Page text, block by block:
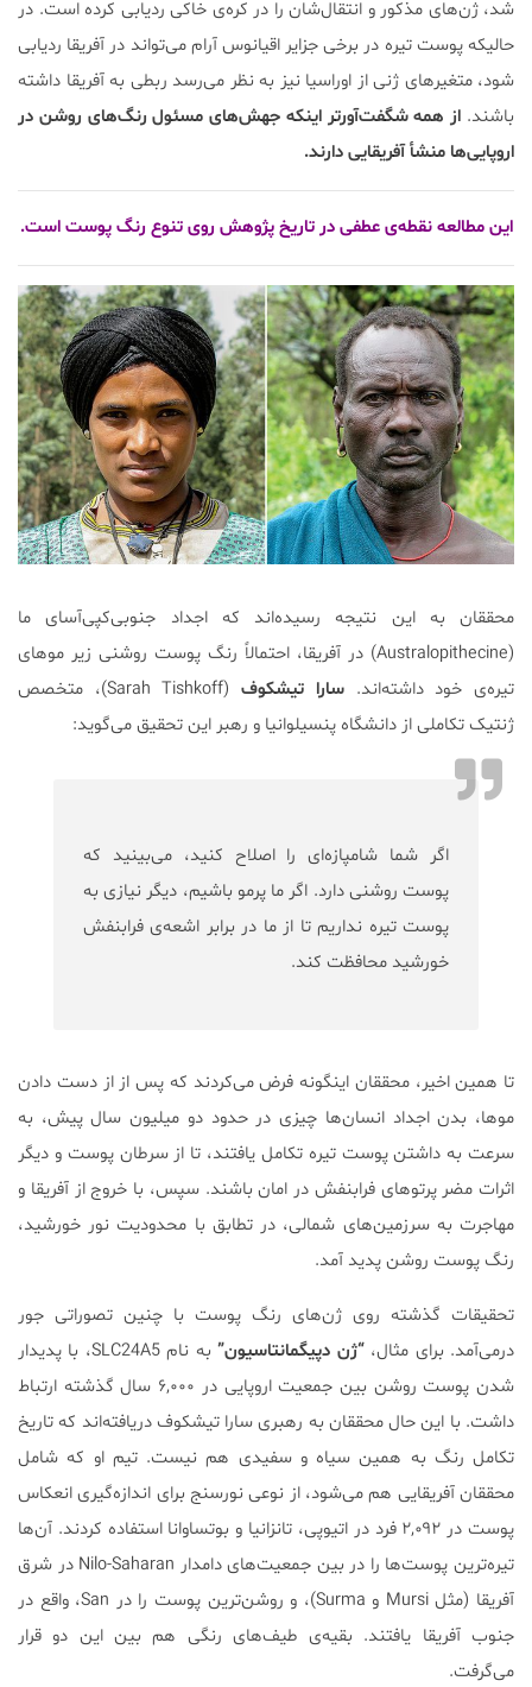
شد، ژن‌های مذکور و انتقال‌شان را در کره‌ی خاکی ردیابی کرده است. در
حالیکه پوست تیره در برخی جزایر اقیانوس آرام می‌تواند در آفریقا ردیابی
شود، متغیرهای ژنی از اوراسیا نیز به نظر می‌رسد ربطی به آفریقا داشته
باشند. از همه شگفت‌آورتر اینکه جهش‌های مسئول رنگ‌های روشن در
اروپایی‌ها منشأ آفریقایی دارند.
این مطالعه نقطه‌ی عطفی در تاریخ پژوهش روی تنوع رنگ پوست‌ است.
محققان به این نتیجه رسیده‌اند که اجداد جنوبی‌کپی‌آسای ما
(Australopithecine) در آفریقا، احتمالاً رنگ پوست روشنی زیر موهای
تیره‌ی خود داشته‌اند.سارا تیشکوف
(Sarah Tishkoff)، متخصص
ژنتیک تکاملی از دانشگاه پنسیلوانیا و رهبر این تحقیق می‌گوید:
اگر شما شامپازه‌ای را اصلاح کنید، می‌بینید که
پوست روشنی دارد. اگر ما پرمو باشیم، دیگر نیازی به
پوست تیره نداریم تا از ما در برابر اشعه‌ی فرابنفش
خورشید محافظت کند.
تا همین اخیر، محققان اینگونه فرض می‌کردند که پس از از دست دادن
موها، بدن اجداد انسان‌ها چیزی در حدود دو میلیون سال پیش، به
سرعت به داشتن پوست تیره تکامل یافتند، تا از سرطان پوست و دیگر
اثرات مضر پرتوهای فرابنفش در امان باشند. سپس، با خروج از آفریقا و
مهاجرت به سرزمین‌های شمالی، در تطابق با محدودیت نور خورشید،
رنگ پوست روشن پدید آمد.
تحقیقات گذشته روی ژن‌های رنگ پوست با چنین تصوراتی جور
درمی‌آمد. برای مثال،“ژن دپیگمانتاسیون”
به نام SLC24A5، با پدیدار
شدن پوست روشن بین جمعیت اروپایی در ۶,۰۰۰ سال گذشته ارتباط
داشت. با این حال محققان به رهبری سارا تیشکوف دریافته‌اند که تاریخ
تکامل رنگ به همین سیاه و سفیدی هم نیست. تیم او که شامل
محققان آفریقایی هم می‌شود، از نوعی نورسنج برای اندازه‌گیری انعکاس
پوست در ۲,۰۹۲ فرد در اتیوپی، تانزانیا و بوتساوانا استفاده کردند. آن‌ها
تیره‌ترین پوست‌ها را در بین جمعیت‌های دامدار Nilo-Saharan در شرق
آفریقا (مثل Mursi و Surma)، و روشن‌ترین پوست را در San، واقع در
جنوب آفریقا یافتند. بقیه‌ی طیف‌های رنگی هم بین این دو قرار
می‌گرفت.